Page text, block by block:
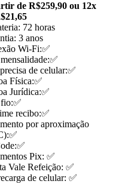
de R$259,90 ou 12x
72 horas
3 anos
Wi-Fi:✅
de celular:✅
Física:✅
Jurídica:✅
recibo:✅
por aproximação
Pix: ✅
Vale Refeição: ✅
de celular: ✅